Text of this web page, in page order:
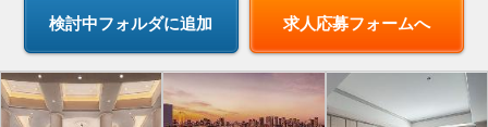
求人応募フォームへ